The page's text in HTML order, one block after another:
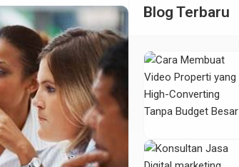
Blog Terbaru